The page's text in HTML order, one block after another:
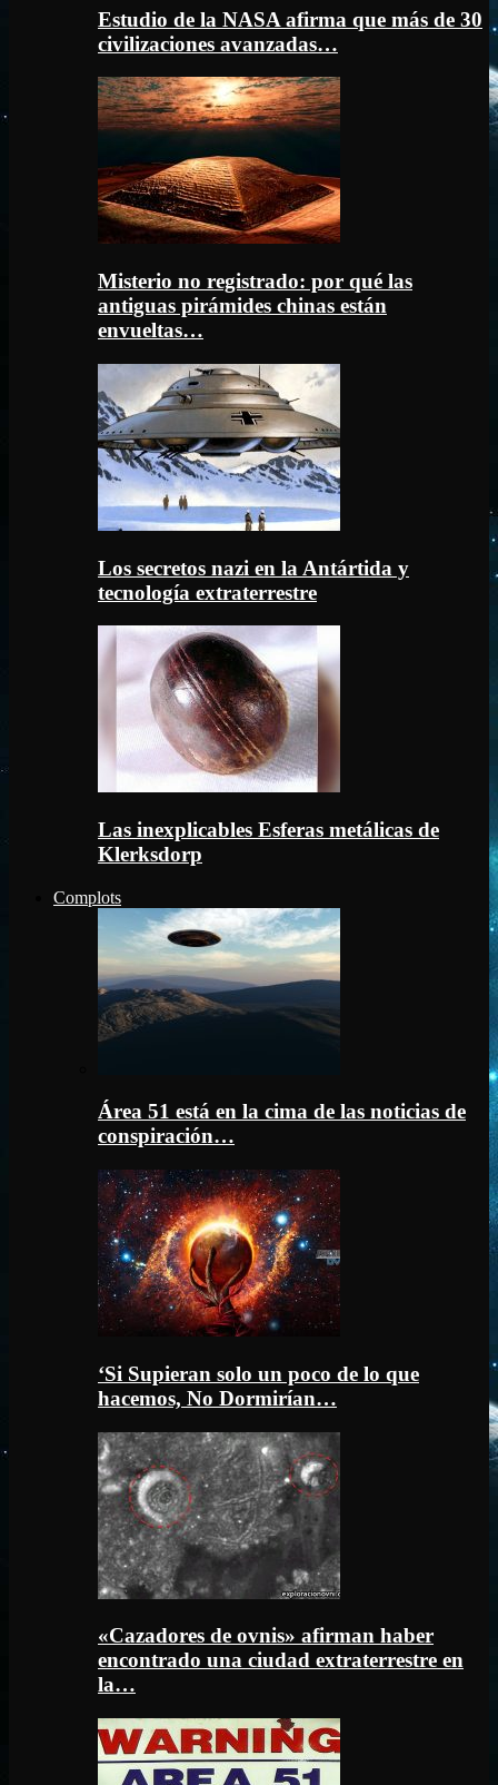
Estudio de la NASA afirma que más de 30
civilizaciones avanzadas…
Misterio no registrado: por qué las
antiguas pirámides chinas están
envueltas…
Los secretos nazi en la Antártida y
tecnología extraterrestre
Las inexplicables Esferas metálicas de
Klerksdorp
Complots
Área 51 está en la cima de las noticias de
conspiración…
‘Si Supieran solo un poco de lo que
hacemos, No Dormirían…
«Cazadores de ovnis» afirman haber
encontrado una ciudad extraterrestre en
la…